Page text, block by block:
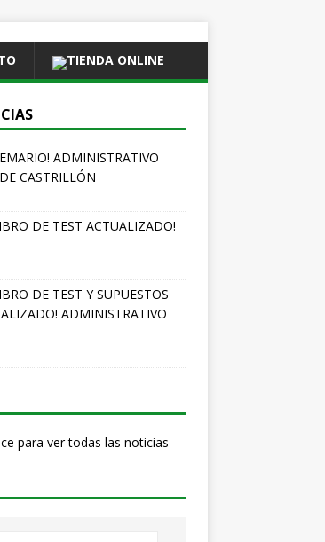
TIENDA ONLINE
ADMINISTRATIVO
CASTRILLÓN
DE TEST ACTUALIZADO!
DE TEST Y SUPUESTOS
ADMINISTRATIVO
para ver todas las noticias